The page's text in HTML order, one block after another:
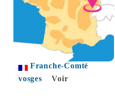
Franche-Comté
vosges
Voir